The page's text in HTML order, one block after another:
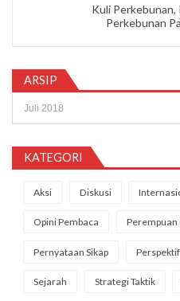
Kuli Perkebunan,
Perkebunan
ARSIP
KATEGORI
Aksi Diskusi
Opini Pembaca Perempuan
Pernyataan Sikap Perspektif
Sejarah Strategi Taktik